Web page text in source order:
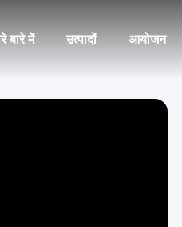
बारे में उत्पादों आयोजन